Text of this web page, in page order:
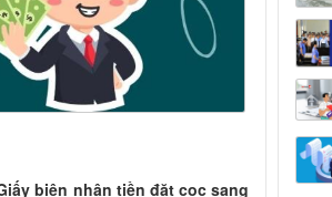
biên nhận tiền đặt cọc sang